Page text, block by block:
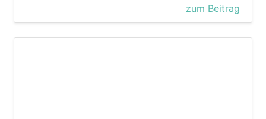
zum Beitrag